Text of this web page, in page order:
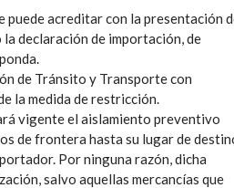
acreditar con la presentación
declaración de importación, de
de Tránsito y Transporte con
la medida de restricción.
vigente el aislamiento preventivo
de frontera hasta su lugar de
Por ninguna razón, dicha
salvo aquellas mercancías que